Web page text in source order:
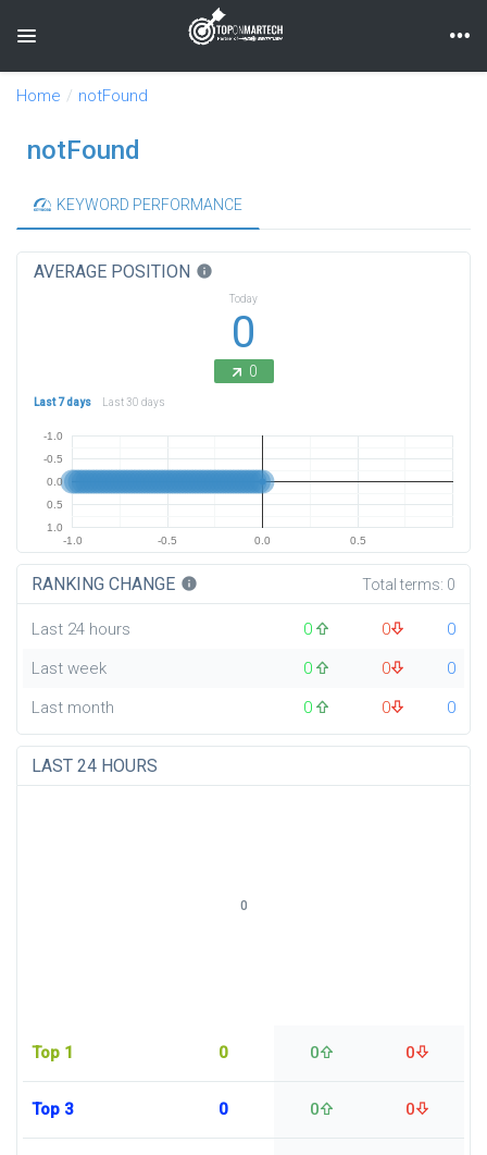
Toggle navigation
Home notFound
notFound
KEYWORD PERFORMANCE
AVERAGE POSITION info
Today
0
0
Last 7 days Last 30 days
-1.0 -0.5 0.0 0.5
-1.0
-0.5
0.0
0.5
1.0
RANKING CHANGE info Total terms: 0
Last 24 hours 0 0
0
Last week
0 0
0
Last month
0 0 0
LAST 24 HOURS
Top 1 0 0 0
Top 3 0 0 0
0